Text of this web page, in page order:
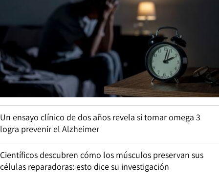
Un ensayo clínico de dos años revela si tomar omega 3
logra prevenir el Alzheimer
Científicos descubren cómo los músculos preservan sus
células reparadoras: esto dice su investigación